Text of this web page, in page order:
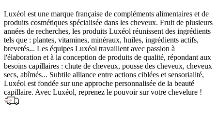
Luxéol est une marque française de compléments alimentaires et de
produits cosmétiques spécialisée dans les cheveux. Fruit de plusieurs
années de recherches, les produits Luxéol réunissent des ingrédients
tels que : plantes, vitamines, minéraux, huiles, ingrédients actifs,
brevetés... Les équipes Luxéol travaillent avec passion à
l'élaboration et à la conception de produits de qualité, répondant aux
besoins capillaires : chute de cheveux, pousse des cheveux, cheveux
secs, abîmés... Subtile alliance entre actions ciblées et sensorialité,
Luxéol est fondée sur une approche personnalisée de la beauté
capillaire. Avec Luxéol, reprenez le pouvoir sur votre chevelure !